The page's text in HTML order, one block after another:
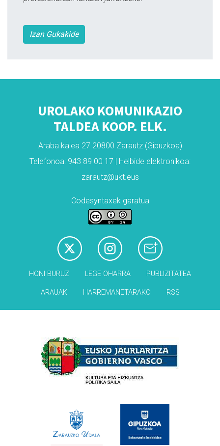
Izan Gukakide
UROLAKO KOMUNIKAZIO
TALDEA KOOP. ELK.
Araba kalea 27 20800 Zarautz (Gipuzkoa)
Telefonoa: 943 89 00 17 | Helbide elektronikoa:
zarautz@ukt.eus
Codesyntaxek garatua
HONI BURUZ LEGE OHARRA PUBLIZITATEA
ARAUAK HARREMANETARAKO RSS